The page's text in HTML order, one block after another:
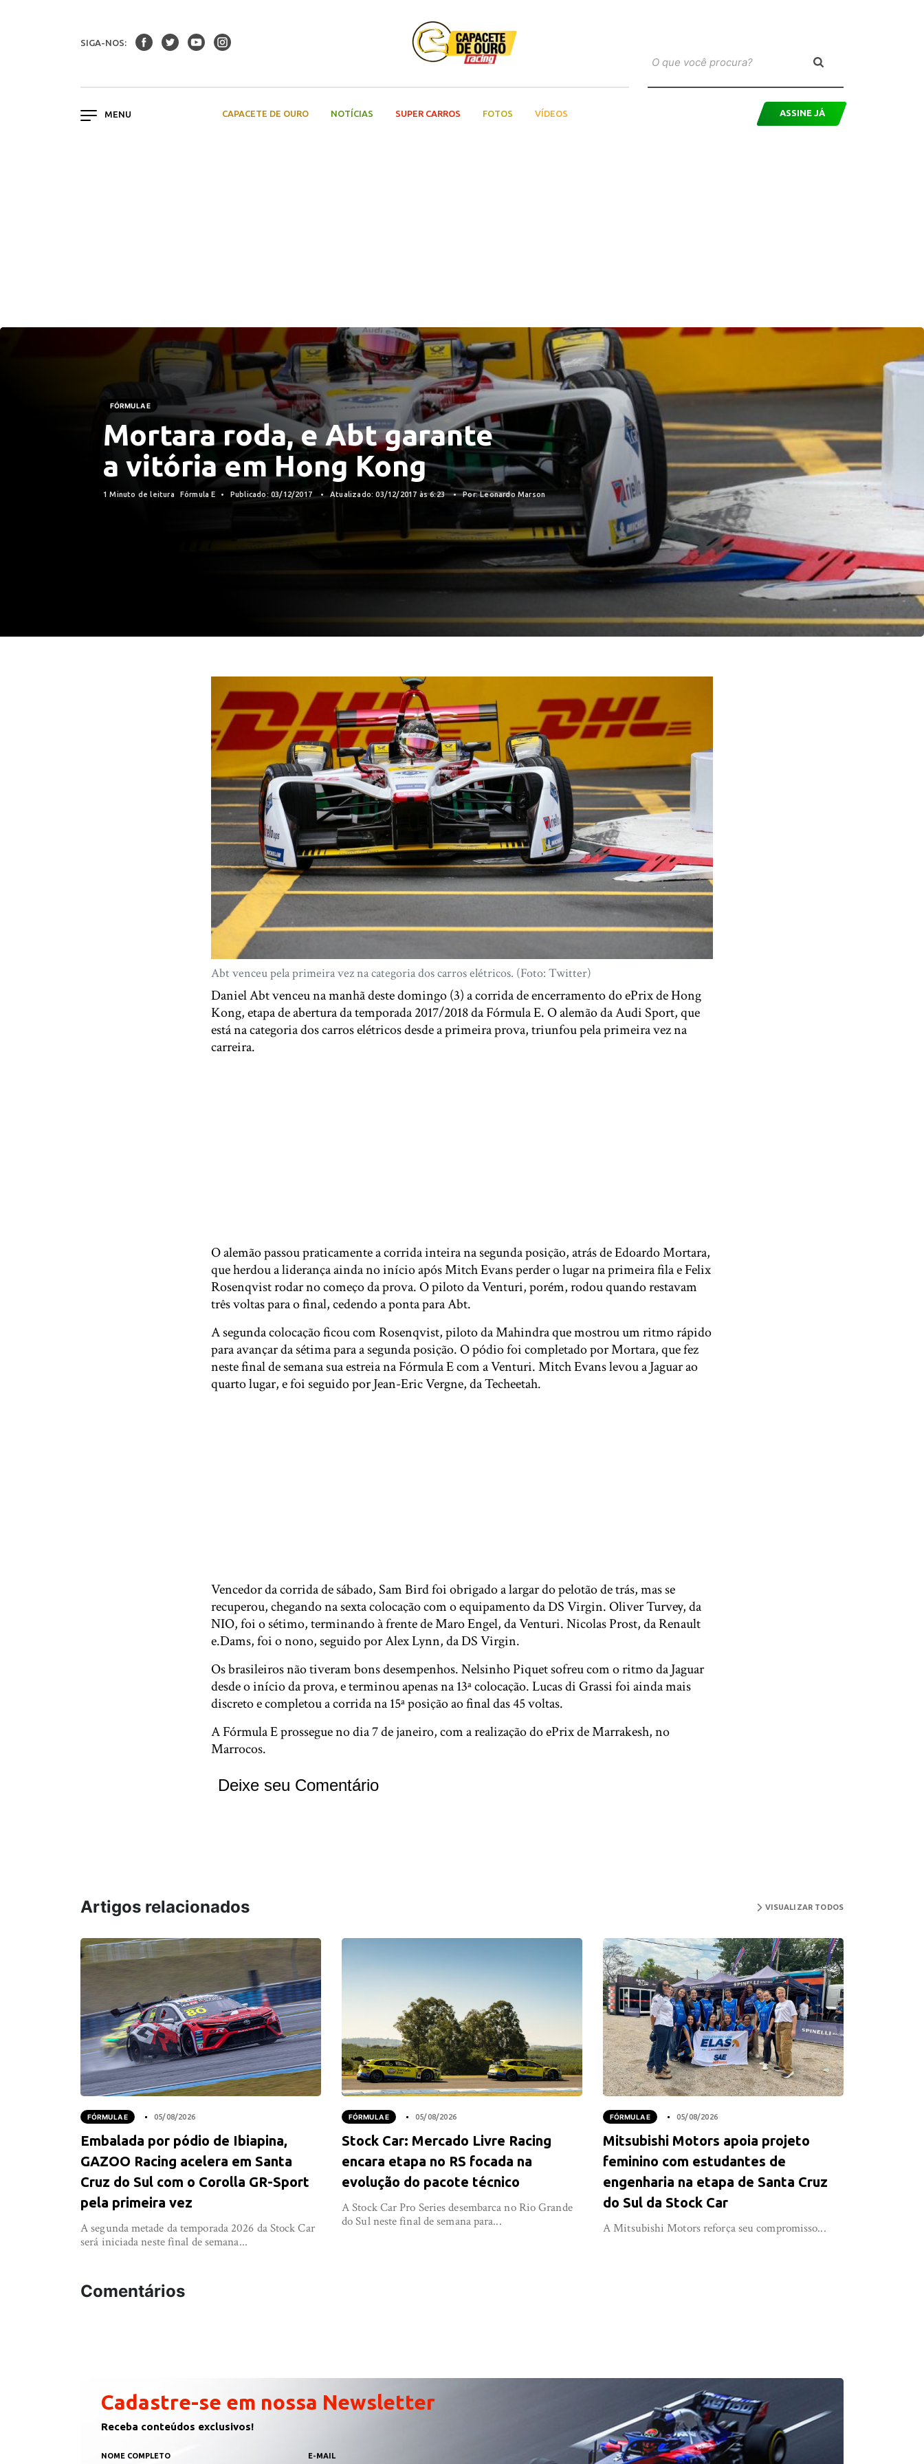
SIGA-NOS:
CAPACETE DE OURO NOTÍCIAS SUPER CARROS FOTOS VÍDEOS ASSINE JÁ
FÓRMULA E
Mortara roda, e Abt garante
a vitória em Hong Kong
1 Minuto de leitura Fórmula E Publicado: 03/12/2017 Atualizado: 03/12/2017 às 6:23 Por: Leonardo Marson
Abt venceu pela primeira vez na categoria dos carros elétricos. (Foto: Twitter)
Daniel Abt venceu na manhã deste domingo (3) a corrida de encerramento do ePrix de Hong
Kong, etapa de abertura da temporada 2017/2018 da Fórmula E. O alemão da Audi Sport, que
está na categoria dos carros elétricos desde a primeira prova, triunfou pela primeira vez na
carreira.
O alemão passou praticamente a corrida inteira na segunda posição, atrás de Edoardo Mortara,
que herdou a liderança ainda no início após Mitch Evans perder o lugar na primeira fila e Felix
Rosenqvist rodar no começo da prova. O piloto da Venturi, porém, rodou quando restavam
três voltas para o final, cedendo a ponta para Abt.
A segunda colocação ficou com Rosenqvist, piloto da Mahindra que mostrou um ritmo rápido
para avançar da sétima para a segunda posição. O pódio foi completado por Mortara, que fez
neste final de semana sua estreia na Fórmula E com a Venturi. Mitch Evans levou a Jaguar ao
quarto lugar, e foi seguido por Jean-Eric Vergne, da Techeetah.
Vencedor da corrida de sábado, Sam Bird foi obrigado a largar do pelotão de trás, mas se
recuperou, chegando na sexta colocação com o equipamento da DS Virgin. Oliver Turvey, da
NIO, foi o sétimo, terminando à frente de Maro Engel, da Venturi. Nicolas Prost, da Renault
e.Dams, foi o nono, seguido por Alex Lynn, da DS Virgin.
Os brasileiros não tiveram bons desempenhos. Nelsinho Piquet sofreu com o ritmo da Jaguar
desde o início da prova, e terminou apenas na 13ª colocação. Lucas di Grassi foi ainda mais
discreto e completou a corrida na 15ª posição ao final das 45 voltas.
A Fórmula E prossegue no dia 7 de janeiro, com a realização do ePrix de Marrakesh, no
Marrocos.
Deixe seu Comentário
Artigos relacionados VISUALIZAR TODOS
FÓRMULA E 05/08/2026
Embalada por pódio de Ibiapina,
GAZOO Racing acelera em Santa
Cruz do Sul com o Corolla GR-Sport
pela primeira vez
A segunda metade da temporada 2026 da Stock Car
será iniciada neste final de semana...
FÓRMULA E 05/08/2026
Stock Car: Mercado Livre Racing
encara etapa no RS focada na
evolução do pacote técnico
A Stock Car Pro Series desembarca no Rio Grande
do Sul neste final de semana para...
FÓRMULA E 05/08/2026
Mitsubishi Motors apoia projeto
feminino com estudantes de
engenharia na etapa de Santa Cruz
do Sul da Stock Car
A Mitsubishi Motors reforça seu compromisso...
Comentários
Cadastre-se em nossa Newsletter
Receba conteúdos exclusivos!
NOME COMPLETO E-MAIL